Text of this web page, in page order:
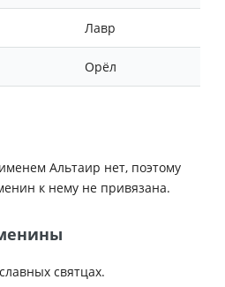
Лавр
Орёл
Альтаир нет, поэтому
к нему не привязана.
святцах.